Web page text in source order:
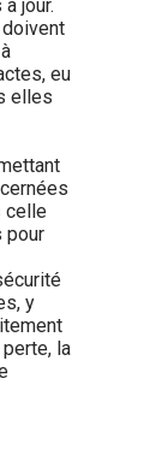
jour.
eu
elles
celle
pour
y
la